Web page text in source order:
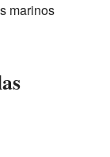
marinos